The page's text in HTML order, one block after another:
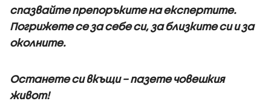
спазвайте препоръките на експертите.
Погрижете се за себе си, за близките си и за
околните.
Останете си вкъщи – пазете човешкия
живот!